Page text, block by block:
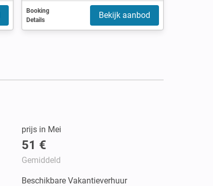
Booking
Details
Bekijk aanbod
prijs in Mei
51 €
Gemiddeld
Beschikbare Vakantieverhuur